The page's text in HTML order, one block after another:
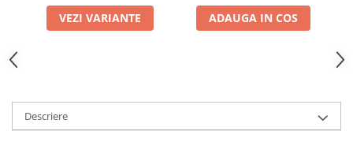
VEZI VARIANTE ADAUGA IN COS
Descriere